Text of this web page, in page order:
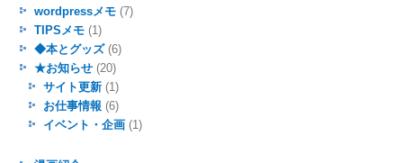
wordpressメモ(7)
TIPSメモ(1)
◆本とグッズ(6)
★お知らせ(20)
サイト更新(1)
お仕事情報 (6)
イベント・企画(1)